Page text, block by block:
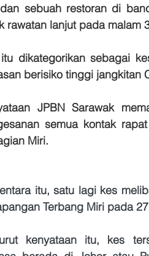
sebuah restoran di
rawatan lanjut pada malam
dikategorikan sebagai
berisiko tinggi jangkitan
JPBN Sarawak
semua kontak
Miri.
itu, satu lagi kes
Terbang Miri pada
kenyataan itu, kes